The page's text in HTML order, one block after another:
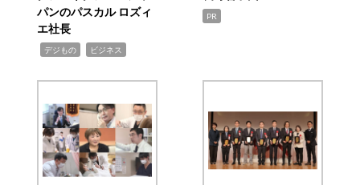
パンのパスカル ロズィ
エ社長
デジもの ビジネス
PR